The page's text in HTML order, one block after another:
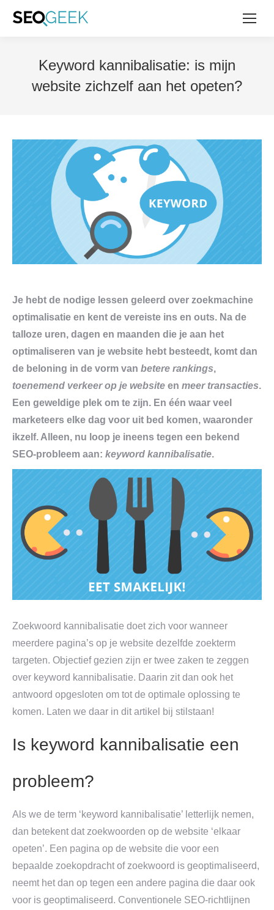
Keyword kannibalisatie: is mijn
website zichzelf aan het opeten?
Je hebt de nodige lessen geleerd over zoekmachine
optimalisatie en kent de vereiste ins en outs. Na de
talloze uren, dagen en maanden die je aan het
optimaliseren van je website hebt besteedt, komt dan
de beloning in de vorm van betere rankings,
toenemend verkeer op je website en meer transacties.
Een geweldige plek om te zijn. En één waar veel
marketeers elke dag voor uit bed komen, waaronder
ikzelf. Alleen, nu loop je ineens tegen een bekend
SEO-probleem aan: keyword kannibalisatie.
Zoekwoord kannibalisatie doet zich voor wanneer
meerdere pagina’s op je website dezelfde zoekterm
targeten. Objectief gezien zijn er twee zaken te zeggen
over keyword kannibalisatie. Daarin zit dan ook het
antwoord opgesloten om tot de optimale oplossing te
komen. Laten we daar in dit artikel bij stilstaan!
Is keyword kannibalisatie een
probleem?
Als we de term ‘keyword kannibalisatie’ letterlijk nemen,
dan betekent dat zoekwoorden op de website ‘elkaar
opeten’. Een pagina op de website die voor een
bepaalde zoekopdracht of zoekwoord is geoptimaliseerd,
neemt het dan op tegen een andere pagina die daar ook
voor is geoptimaliseerd. Conventionele SEO-richtlijnen